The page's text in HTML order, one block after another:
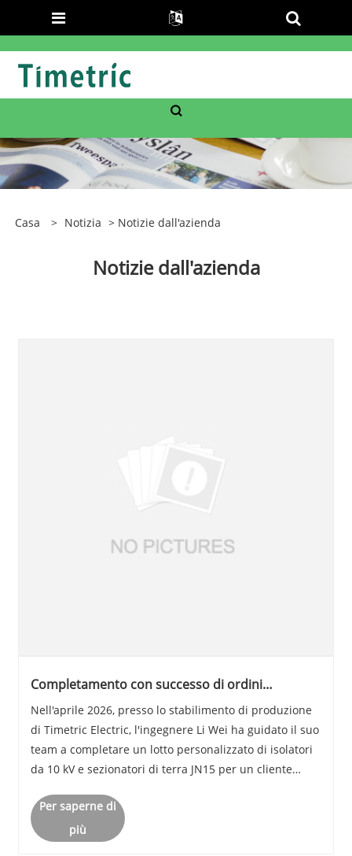
Casa > Notizia > Notizie dall'azienda
Notizie dall'azienda
Completamento con successo di ordini
Nell'aprile 2026, presso lo stabilimento di produzione
di Timetric Electric, l'ingegnere Li Wei ha guidato il suo
team a completare un lotto personalizzato di isolatori
da 10 kV e sezionatori di terra JN15 per un cliente
dell’urgente necessità del cli......
Per saperne di
più